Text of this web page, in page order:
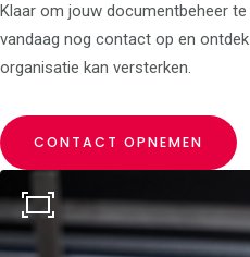
Klaar om jouw documentbeheer
vandaag nog contact op en
organisatie kan versterken.
CONTACT OPNEMEN